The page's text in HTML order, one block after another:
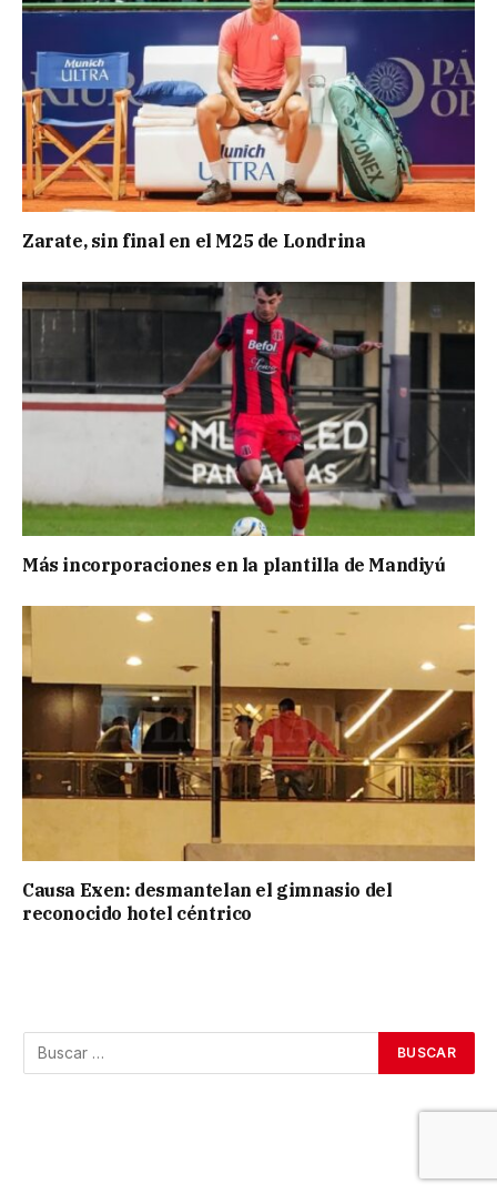
Zarate, sin final en el M25 de Londrina
Más incorporaciones en la plantilla de Mandiyú
Causa Exen: desmantelan el gimnasio del
reconocido hotel céntrico